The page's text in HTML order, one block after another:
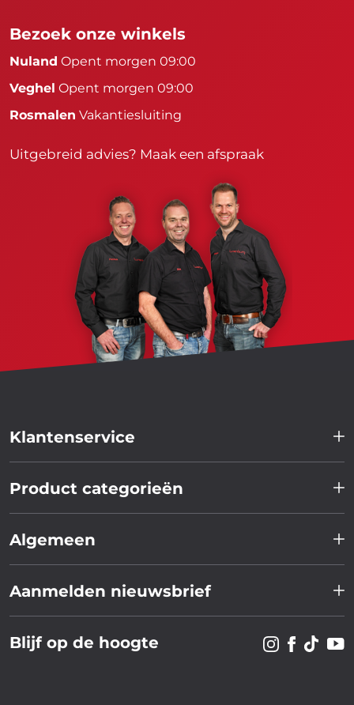
Bezoek onze winkels
Nuland Opent morgen 09:00
Veghel Opent morgen 09:00
Rosmalen Vakantiesluiting
Uitgebreid advies? Maak een afspraak
Klantenservice
Product categorieën
Algemeen
Aanmelden nieuwsbrief
Blijf op de hoogte